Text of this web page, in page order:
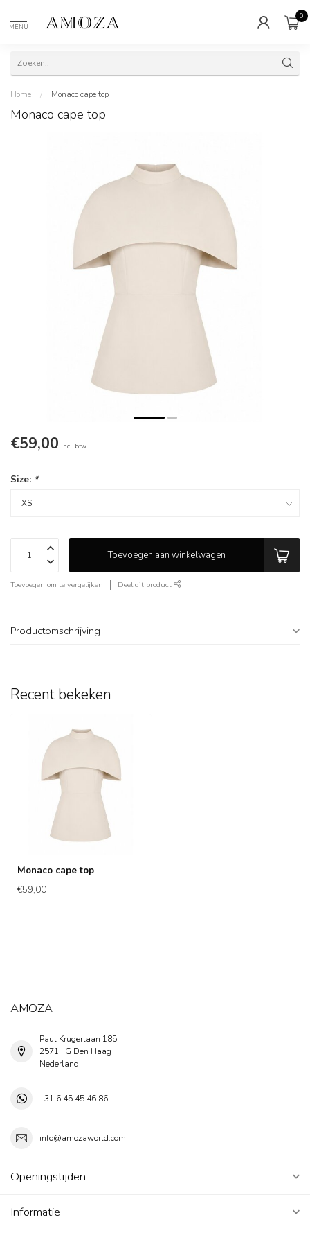
MENU
0
Home / Monaco cape top
Monaco cape top
€59,00 Incl. btw
Size: *
Toevoegen aan winkelwagen
Toevoegen om te vergelijken Deel dit product
Productomschrijving
Recent bekeken
Monaco cape top
€59,00
AMOZA
Paul Krugerlaan 185
2571HG Den Haag
Nederland
+31 6 45 45 46 86
info@amozaworld.com
Openingstijden
Informatie